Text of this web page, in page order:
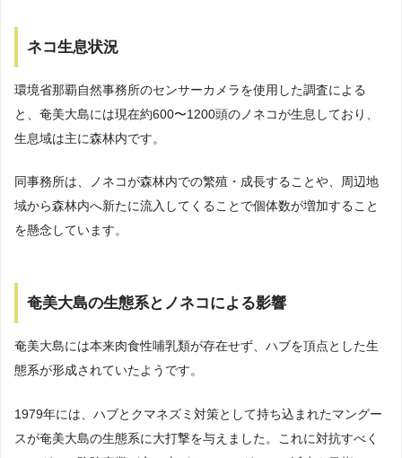
ネコ生息状況
環境省那覇自然事務所のセンサーカメラを使用した調査による
と、奄美大島には現在約600〜1200頭のノネコが生息しており、
生息域は主に森林内です。
同事務所は、ノネコが森林内での繁殖・成長することや、周辺地
域から森林内へ新たに流入してくることで個体数が増加すること
を懸念しています。
奄美大島の生態系とノネコによる影響
奄美大島には本来肉食性哺乳類が存在せず、ハブを頂点とした生
態系が形成されていたようです。
1979年には、ハブとクマネズミ対策として持ち込まれたマングー
スが奄美大島の生態系に大打撃を与えました。これに対抗すべく